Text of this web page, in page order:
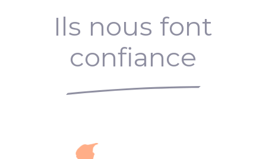
Ils nous font
confiance